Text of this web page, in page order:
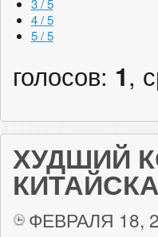
3 / 5
4 / 5
5 / 5
голосов: 1,
ХУДШИЙ
ФЕВРАЛЯ 18,